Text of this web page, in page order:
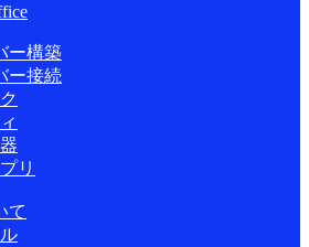
ー構築
ー接続
リ
て